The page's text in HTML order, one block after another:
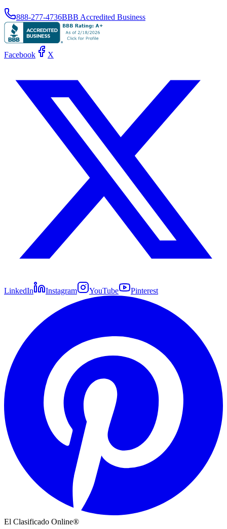
888-277-4736BBB Accredited Business
Facebook X
LinkedIn Instagram YouTube Pinterest
El Clasificado Online®